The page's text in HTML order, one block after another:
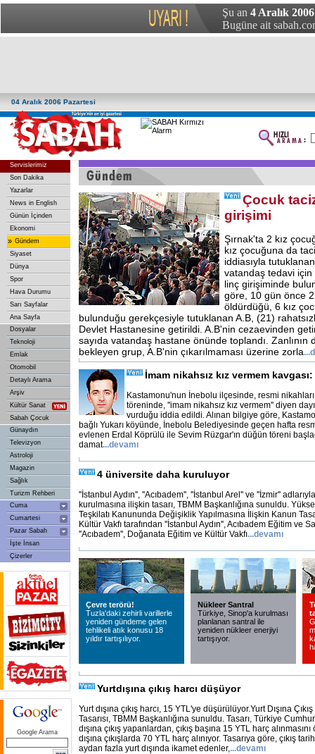
Şu an 4 Aralık
Bugüne ait
04 Aralık 2006 Pazartesi
Servislerimiz
Son Dakika
Yazarlar
News in English
Günün İçinden
Ekonomi
» Gündem
Siyaset
Dünya
Spor
Hava Durumu
Sarı Sayfalar
Ana Sayfa
Dosyalar
Teknoloji
Emlak
Otomobil
Detaylı Arama
Arşiv
Kültür Sanat
Sabah Çocuk
Günaydın
Televizyon
Astroloji
Magazin
Sağlık
Turizm Rehberi
Cuma
Cumartesi
Pazar Sabah
İşte İnsan
Çizerler
Google Arama
Çocuk
girişimi
Şırnak'ta 2 kız
kız çocuğuna da
iddiasıyla
vatandaş tedavi
linç girişiminde
göre, 10 gün önce
öldürdüğü, 6 kız
bulunduğu gerekçesiyle tutuklanan A.B, (21)
Devlet Hastanesine getirildi. A.B'nin cezaevinden
sayıda vatandaş hastane önünde toplandı. Zanlının
bekleyen grup, A.B'nin çıkarılmaması üzerine zorla...
İmam nikahsız kız vermem
Kastamonu'nun İnebolu ilçesinde, resmi
töreninde, ''imam nikahsız kız vermem'' diyen
vurduğu iddia edildi. Alınan bilgiye göre,
bağlı Yukarı köyünde, İnebolu Belediyesinde geçen hafta
evlenen Erdal Köprülü ile Sevim Rüzgar'ın düğün töreni
damat...devamı
4 üniversite daha kuruluyor
''İstanbul Aydın'', ''Acıbadem'', ''İstanbul Arel'' ve ''İzmir''
kurulmasına ilişkin tasarı, TBMM Başkanlığına sunuldu.
Teşkilatı Kanununda Değişiklik Yapılmasına İlişkin Kanun
Kültür Vakfı tarafından ''İstanbul Aydın'', Acıbadem Eğitim ve
''Acıbadem'', Doğanata Eğitim ve Kültür Vakfı...devamı
Çevre terörü!
Tuzla'daki zehirli varillerle
yeniden gündeme gelen
tehlikeli atık konusu 18
yıldır tartışılıyor.
Nükleer Santral
Türkiye, Sinop'a kurulması
planlanan santral ile
yeniden nükleer enerjiyi
tartışıyor.
Yurtdışına çıkış harcı düşüyor
Yurt dışına çıkış harcı, 15 YTL'ye düşürülüyor.Yurt Dışına
Tasarısı, TBMM Başkanlığına sunuldu. Tasarı, Türkiye
dışına çıkış yapanlardan, çıkış başına 15 YTL harç
dışına çıkışlarda 70 YTL harç alınıyor. Tasarıya göre, çıkış
aydan fazla yurt dışında ikamet edenler,...devamı